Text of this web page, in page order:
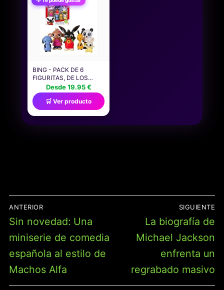
TELEVISIÓN...
DIVERTIDO Y ORIGINAL.
BING - PACK DE 6
FIGURITAS, DE LOS
PERSONAJES
PRINCIPALES DE LA
SERIE, RECOMENDADO
PARA NIÑOS DE 1 AÑO
(FAMOSA BNG07001)
Desde 19.95 €
🛒 Ver producto
NAVEGACIÓN
DE
ENTRADAS
ANTERIOR
Entrada
anterior:
Sin novedad: Una
miniserie de comedia
española al estilo de
Machos Alfa
SIGUIENTE
Entrada
siguiente:
La biografía de
Michael Jackson
enfrenta un
regrabado masivo